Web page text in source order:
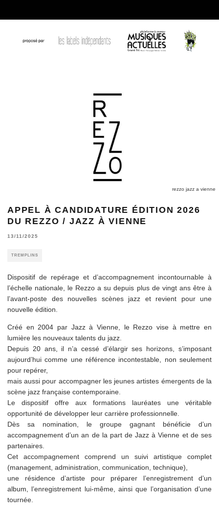
rezzo jazz a vienne
APPEL À CANDIDATURE ÉDITION 2026
DU REZZO / JAZZ À VIENNE
13/11/2025
TREMPLINS
Dispositif de repérage et d’accompagnement incontournable à
l’échelle nationale, le Rezzo a su depuis plus de vingt ans être à
l’avant-poste des nouvelles scènes jazz et revient pour une
nouvelle édition.
Créé en 2004 par Jazz à Vienne, le Rezzo vise à mettre en
lumière les nouveaux talents du jazz.
Depuis 20 ans, il n’a cessé d’élargir ses horizons, s’imposant
aujourd’hui comme une référence incontestable, non seulement
pour repérer,
mais aussi pour accompagner les jeunes artistes émergents de la
scène jazz française contemporaine.
Le dispositif offre aux formations lauréates une véritable
opportunité de développer leur carrière professionnelle.
Dès sa nomination, le groupe gagnant bénéficie d’un
accompagnement d’un an de la part de Jazz à Vienne et de ses
partenaires.
Cet accompagnement comprend un suivi artistique complet
(management, administration, communication, technique),
une résidence d’artiste pour préparer l’enregistrement d’un
album, l’enregistrement lui-même, ainsi que l’organisation d’une
tournée.